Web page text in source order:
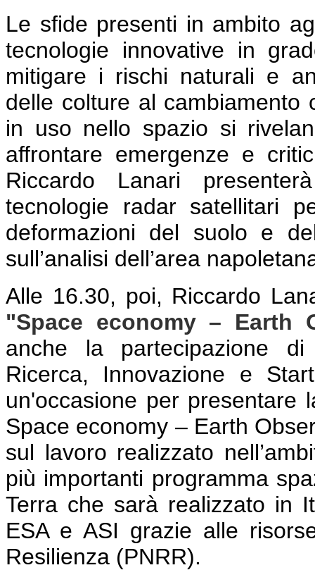
Le sfide presenti in ambito
tecnologie innovative in
mitigare i rischi naturali e
delle colture al cambiamento
in uso nello spazio si
affrontare emergenze e
Riccardo Lanari
tecnologie radar satellitari
deformazioni del suolo e
sull’analisi dell’area
Alle 16.30, poi, Riccardo
"Space economy – Earth
anche la partecipazione
Ricerca, Innovazione e
un'occasione per presentare
Space economy – Earth
sul lavoro realizzato
più importanti programma
Terra che sarà realizzato in
ESA e ASI grazie alle
Resilienza (PNRR).